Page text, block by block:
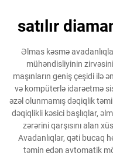
satılır
Əlmas kəsmə
mühəndisliyinin
maşınların geniş çeşidi ilə
və kompüterlə idarəetmə
əzəl olunmamış dəqiqlik
dəqiqlikli kəsici başlıqlar,
zərərini qarşısını alan
Avadanlıqlar, qəti bucaq
təmin edən avtomatik